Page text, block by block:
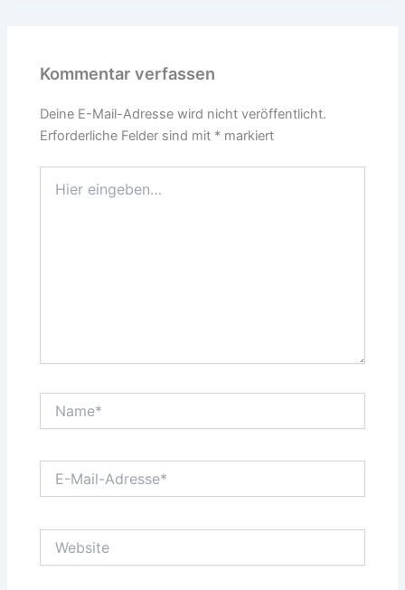
Kommentar verfassen
Deine E-Mail-Adresse wird nicht veröffentlicht.
Erforderliche Felder sind mit * markiert
eingeben…
Mail-